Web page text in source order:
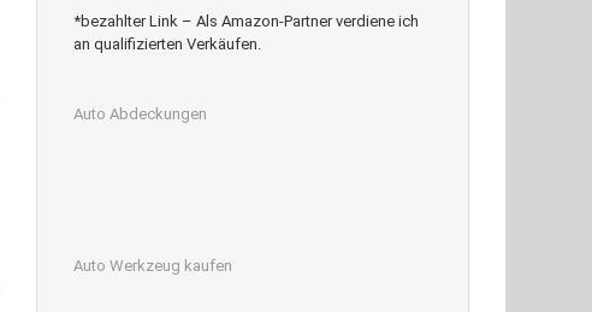
*bezahlter Link – Als Amazon-Partner verdiene ich
an qualifizierten Verkäufen.
Auto Abdeckungen
Auto Werkzeug kaufen